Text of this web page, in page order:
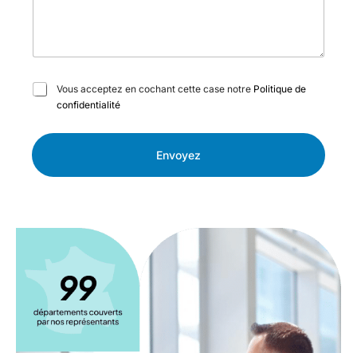
C
s
à
Vous acceptez en cochant cette case notre Politique de
confidentialité
Envoyez